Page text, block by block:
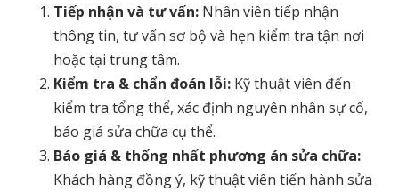
Tiếp nhận và tư vấn: Nhân viên tiếp nhận
thông tin, tư vấn sơ bộ và hẹn kiểm tra tận nơi
hoặc tại trung tâm.
Kiểm tra & chẩn đoán lỗi: Kỹ thuật viên đến
kiểm tra tổng thể, xác định nguyên nhân sự cố,
báo giá sửa chữa cụ thể.
Báo giá & thống nhất phương án sửa chữa:
Khách hàng đồng ý, kỹ thuật viên tiến hành sửa